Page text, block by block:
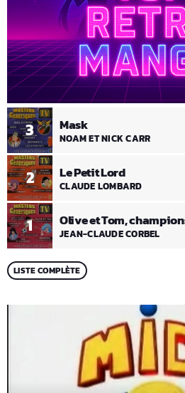
1 Olive et Tom,
JEAN-CLAUDE CORBEL
2 Le Petit Lord
CLAUDE LOMBARD
3 Mask
NOAM ET NICK CARR
LISTE COMPLÈTE